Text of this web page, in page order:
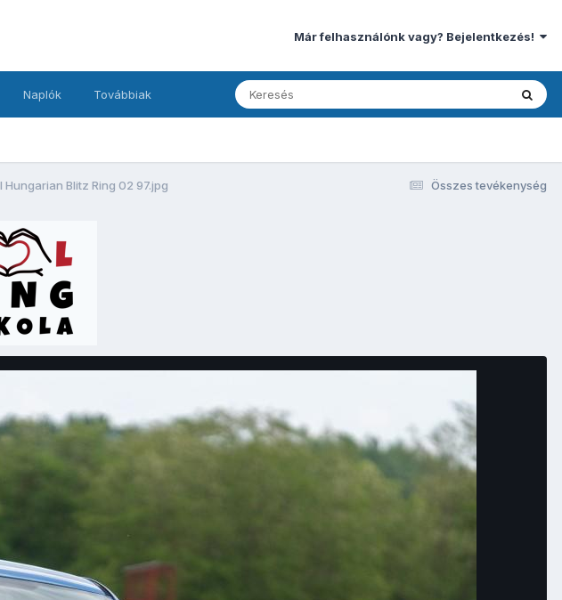
Már felhasználónk vagy? Bejelentkezés!
Naplók Továbbiak
Összes tevékenység
Hungarian Blitz Ring 02 97.jpg